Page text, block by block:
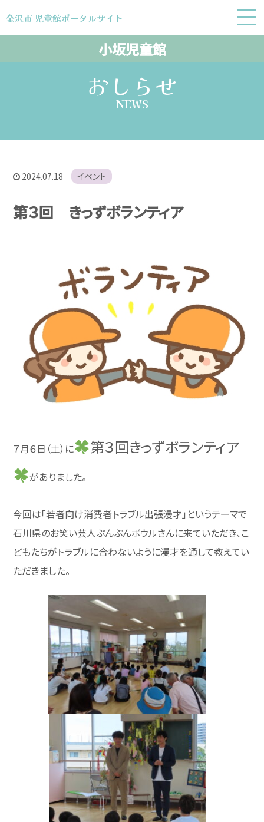
金沢市 児童館ポータルサイト
金沢市 児童館ポータルサイト
おしらせ
NEWS
2024.07.18 イベント
第３回 きっずボランティア
７月６日（土）に 第３回きっずボランティア
がありました。
今回は「若者向け消費者トラブル出張漫才」というテーマで
石川県のお笑い芸人ぶんぶんボウルさんに来ていただき、こ
どもたちがトラブルに合わないように漫才を通して教えてい
ただきました。
小坂児童館